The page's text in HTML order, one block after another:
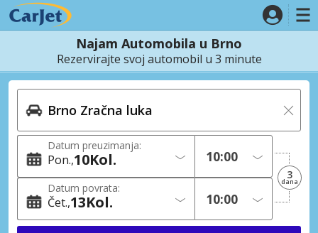
Najam Automobila u Brno
Rezervirajte svoj automobil u 3 minute
Datum preuzimanja:
Pon. 10Kol.
Datum povrata:
Čet. 13Kol.
3
dana